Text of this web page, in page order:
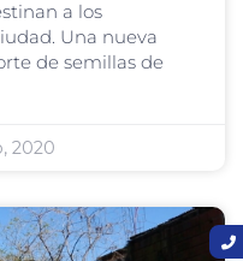
a los
Una nueva
de semillas de
2020